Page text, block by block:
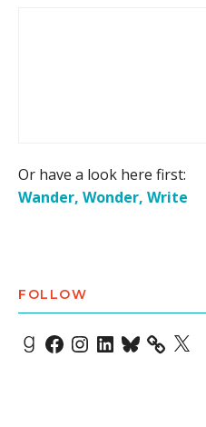
Or have a look here first:
Wander, Wonder, Write
FOLLOW
Goodreads
Facebook
Instagram
LinkedIn
Bluesky X